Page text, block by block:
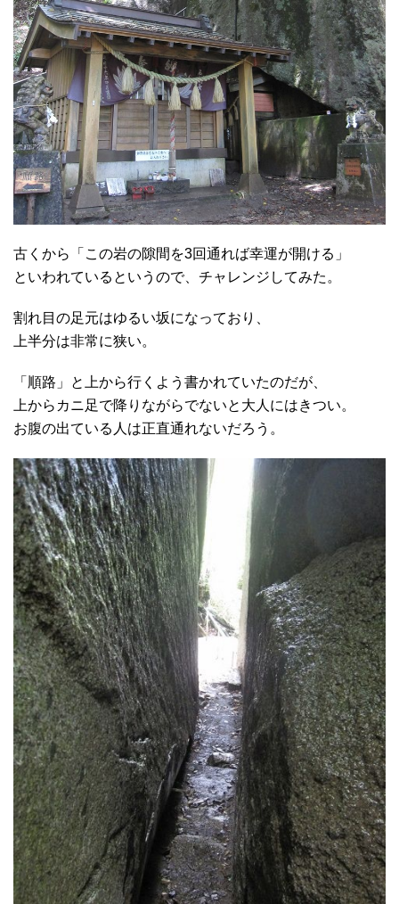
古くから「この岩の隙間を3回通れば幸運が開ける」
といわれているというので、チャレンジしてみた。
割れ目の足元はゆるい坂になっており、
上半分は非常に狭い。
「順路」と上から行くよう書かれていたのだが、
上からカニ足で降りながらでないと大人にはきつい。
お腹の出ている人は正直通れないだろう。